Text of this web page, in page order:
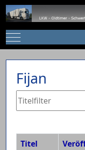
Mobile Menu Toggle
Fijan
Titelfilter
Titel